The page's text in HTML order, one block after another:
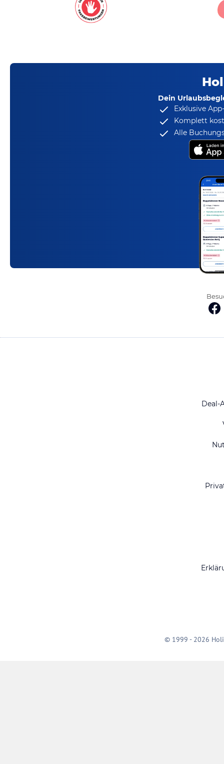
Dein
Exklusive
Komplett
Alle
Deal-
© 1999 - 2026